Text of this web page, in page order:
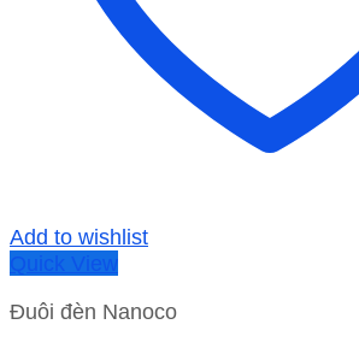
Add to wishlist
Quick View
Đuôi đèn Nanoco